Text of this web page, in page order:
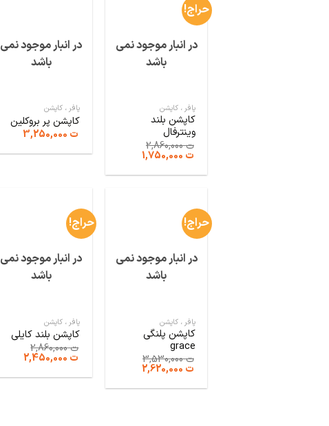
حراج!
در انبار موجود نمی
باشد
پافر ، کاپشن
کاپشن بلند
وینترفال
ت2,860,000
قیمت
ت 2,860,000
ت قیمت
ت 1,750,000.
در انبار موجود نمی
باشد
پافر ، کاپشن
کاپشن پر بروکلین
ت
حراج!
در انبار موجود نمی
باشد
پافر ، کاپشن
کاپشن پلنگی
grace
ت3,530,000
قیمت
ت 3,530,000
ت قیمت
ت 2,620,000.
حراج!
در انبار موجود نمی
باشد
پافر ، کاپشن
کاپشن بلند کایلی
ت2,860,000
قیمت
ت 2,860,000
ت قیمت
ت 2,450,000.